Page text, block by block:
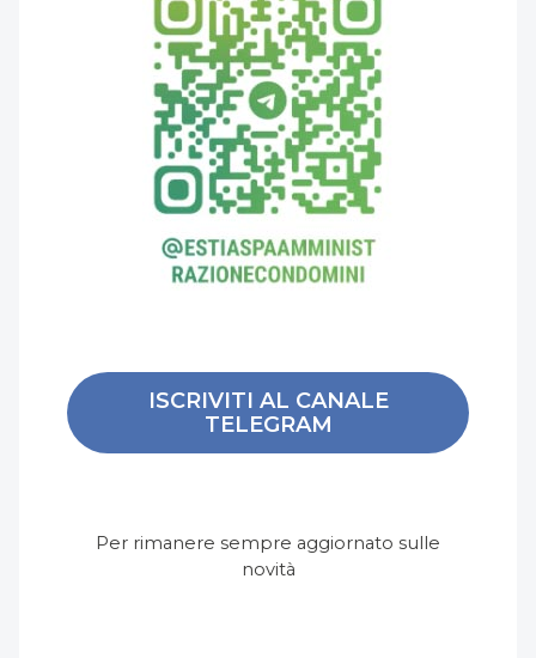
ISCRIVITI AL CANALE
TELEGRAM
Per rimanere sempre aggiornato sulle
novità